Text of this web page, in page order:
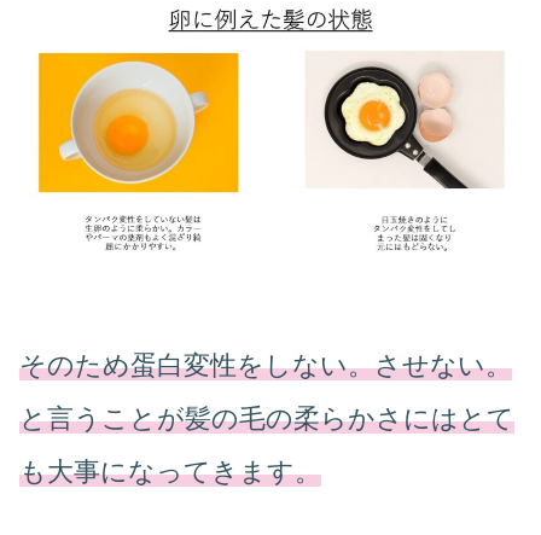
そのため蛋白変性をしない。させない。
と言うことが髪の毛の柔らかさにはとて
も大事になってきます。